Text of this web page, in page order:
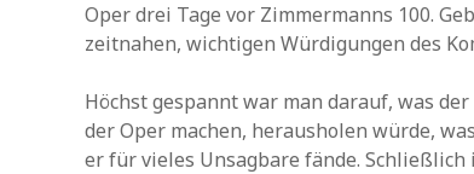
Oper drei Tage vor Zimmermanns 100.
zeitnahen, wichtigen Würdigungen des
Höchst gespannt war man darauf, was
der Oper machen, herausholen würde,
er für vieles Unsagbare fände.